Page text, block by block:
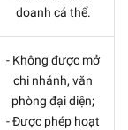
doanh cá thể.
- Không được mở
chi nhánh, văn
phòng đại diện;
- Được phép hoạt